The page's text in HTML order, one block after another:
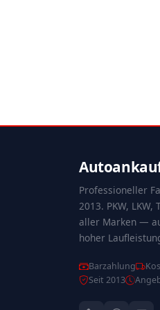
Professioneller
2013. PKW,
aller Marken —
hoher
Barzahlung
Seit 2013